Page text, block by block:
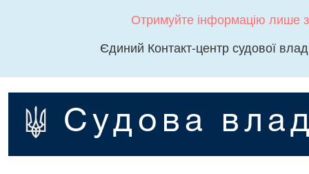
Отримуйте інформацію лише
Єдиний Контакт-центр судової
Судова